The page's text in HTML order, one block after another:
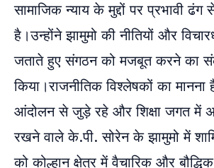
सामाजिक न्याय के मुद्दों पर प्रभावी ढंग
है।उन्होंने झामुमो की नीतियों और
जताते हुए संगठन को मजबूत करने का
किया।राजनीतिक विश्लेषकों का
आंदोलन से जुड़े रहे और शिक्षा जगत में
रखने वाले के.पी. सोरेन के झामुमो में
को कोल्हान क्षेत्र में वैचारिक और